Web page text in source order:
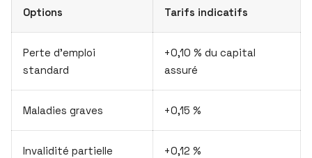
Options Tarifs indicatifs
Perte d’emploi
standard
+0,10 % du capital
assuré
Maladies graves +0,15 %
Invalidité partielle +0,12 %